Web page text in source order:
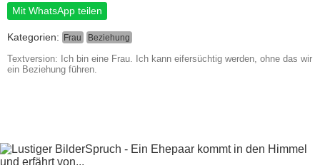
Mit WhatsApp teilen
Kategorien: Frau Beziehung
Textversion: Ich bin eine Frau. Ich kann eifersüchtig werden, ohne das wir
ein Beziehung führen.